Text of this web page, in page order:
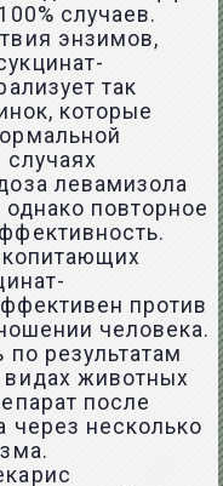
случаев.
энзимов,
так
которые
левамизола
повторное
против
человека.
по результатам
животных
после
через несколько